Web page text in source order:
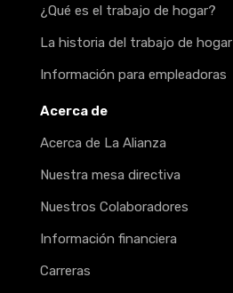
¿Qué es el trabajo de hogar?
La historia del trabajo de hogar
Información para empleadoras
Acerca de
Acerca de La Alianza
Nuestra mesa directiva
Nuestros Colaboradores
Información financiera
Carreras